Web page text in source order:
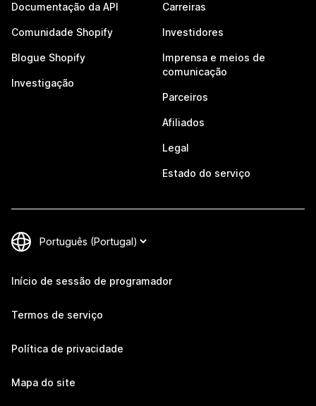
Documentação da API
Comunidade Shopify
Blogue Shopify
Investigação
Carreiras
Investidores
Imprensa e meios de
comunicação
Parceiros
Afiliados
Legal
Estado do serviço
Início de sessão de programador
Termos de serviço
Política de privacidade
Mapa do site